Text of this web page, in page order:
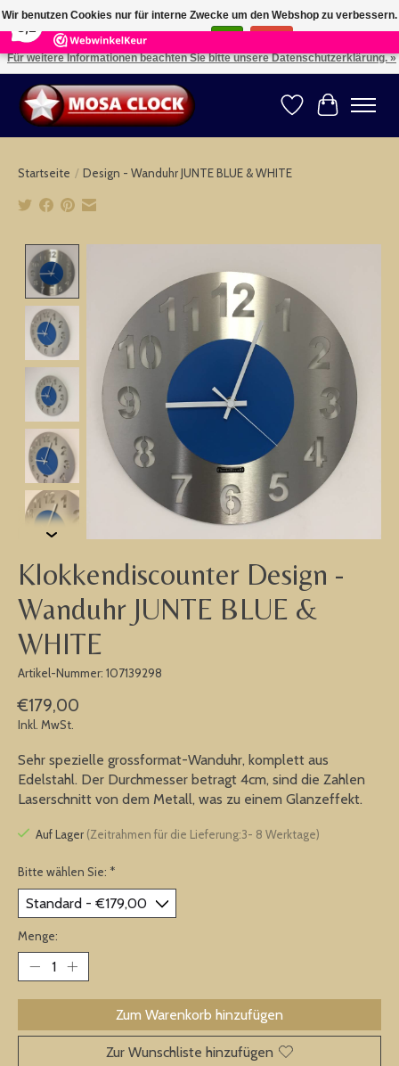
164 Reviews ×
Kies uw taal: NL -- Wählen Sie ihre Sprache: DE -- Choose your language: EN ⇓ ⇒
Wunschzettel
Ihr
Startseite / Design - Wanduhr JUNTE BLUE & WHITE
Klokkendiscounter Design -
Wanduhr JUNTE BLUE &
WHITE
Artikel-Nummer: 107139298
€179,00
Inkl. MwSt.
Sehr spezielle grossformat-Wanduhr, komplett aus
Edelstahl. Der Durchmesser betragt 4cm, sind die Zahlen
Laserschnitt von dem Metall, was zu einem Glanzeffekt.
Auf Lager (Zeitrahmen für die Lieferung:3- 8 Werktage)
Bitte wählen Sie: *
Menge:
Zum Warenkorb hinzufügen
Zur Wunschliste hinzufügen
Wir benutzen Cookies nur für interne Zwecke um den Webshop zu verbessern.
Ist das in Ordnung?
Für weitere Informationen beachten Sie bitte unsere Datenschutzerklärung. »